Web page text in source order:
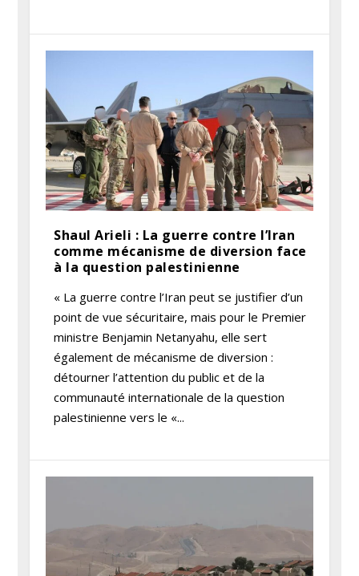
Shaul Arieli : La guerre contre l’Iran
comme mécanisme de diversion face
à la question palestinienne
« La guerre contre l’Iran peut se justifier d’un
point de vue sécuritaire, mais pour le Premier
ministre Benjamin Netanyahu, elle sert
également de mécanisme de diversion :
détourner l’attention du public et de la
communauté internationale de la question
palestinienne vers le «...